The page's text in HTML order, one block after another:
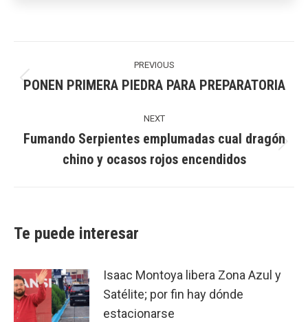
navigation
PREVIOUS
Previous
PONEN PRIMERA PIEDRA PARA PREPARATORIA
NEXT
Next
post:
Fumando Serpientes emplumadas cual dragón
chino y ocasos rojos encendidos
Te puede interesar
Isaac Montoya libera Zona Azul y
Satélite; por fin hay dónde
estacionarse